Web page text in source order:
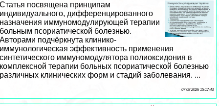
Статья посвящена принципам
индивидуального, дифференцированного
назначения иммуномодулирующей терапии
больным псориатической болезнью.
Авторами подчёркнута клинико-
иммунологическая эффективность применения
синтетического иммуномодулятора полиоксидония в
комплексной терапии больных псориатической болезнью
различных клинических форм и стадий заболевания. ...
07 08 2026 15:17:43